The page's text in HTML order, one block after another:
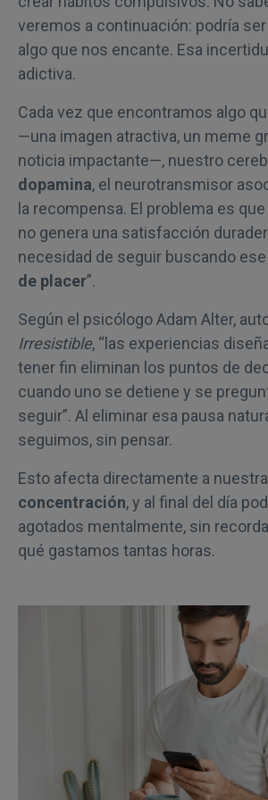
veremos a continuación: podría ser
algo que nos encante. Esa
adictiva.
Cada vez que encontramos algo
—una imagen atractiva, un meme
noticia impactante—, nuestro
dopamina, el neurotransmisor
la recompensa. El problema es
no genera una satisfacción
necesidad de seguir buscando ese
de placer”.
Según el psicólogo Adam Alter,
Irresistible, “las experiencias
tener fin eliminan los puntos de
cuando uno se detiene y se
seguir”. Al eliminar esa pausa
seguimos, sin pensar.
Esto afecta directamente a nuestra
concentración, y al final del día
agotados mentalmente, sin
qué gastamos tantas horas.